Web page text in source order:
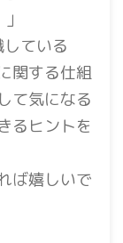
ている
関する仕組
て気になる
るヒントを
ば嬉しいで